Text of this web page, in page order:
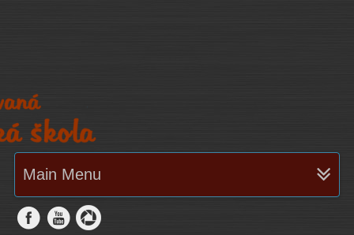
Main Menu